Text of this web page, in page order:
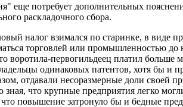
еще потребует дополнительных
раскладочного сбора.
налог взимался по старинке, в виде
торговлей или промышленностью до
воротила-первогильдеец платил больше
одинаковых патентов, хотя бы и
отдавали несоразмерные доли своей
что крупные предприятия легко
повышение затронуло бы и бедные